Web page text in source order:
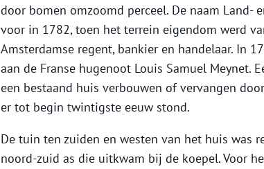
door bomen omzoomd perceel. De naam Land-
voor in 1782, toen het terrein eigendom werd
Amsterdamse regent, bankier en handelaar. In
aan de Franse hugenoot Louis Samuel Meynet.
een bestaand huis verbouwen of vervangen
er tot begin twintigste eeuw stond.
De tuin ten zuiden en westen van het huis was
noord-zuid as die uitkwam bij de koepel. Voor